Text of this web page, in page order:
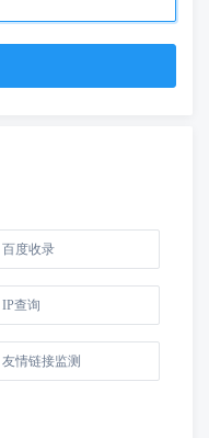
百度收录
IP查询
友情链接监测